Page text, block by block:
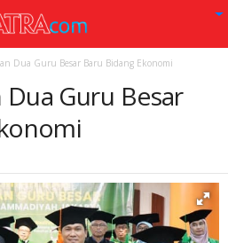
Dua Guru Besar Baru Bidang Ekonomi
Dua Guru Besar